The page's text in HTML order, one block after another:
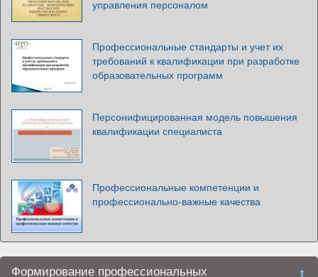
управления персоналом
Профессиональные стандарты и учет их
требований к квалификации при разработке
образовательных программ
Персонифицированная модель повышения
квалификации специалиста
Профессиональные компетенции и
профессионально-важные качества
Формирование профессиональных